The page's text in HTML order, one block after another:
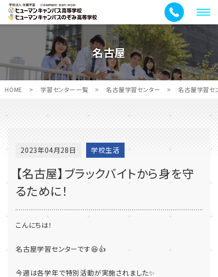
メ
ニ
ュ
ー
名古屋
HOME > 学習センター一覧 > 名古屋学習センター > 名古屋学習セ
2023年04月28日 学校生活
【名古屋】ブラックバイトから身を守
るために！
こんにちは！
名古屋学習センターです😆👍
今週は各学年で特別活動が実施されました✨